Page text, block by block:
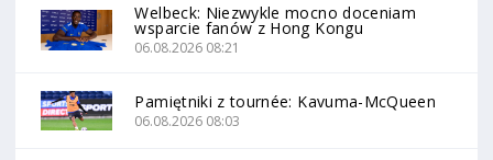
Welbeck: Niezwykle mocno doceniam
wsparcie fanów z Hong Kongu
06.08.2026 08:21
Pamiętniki z tournée: Kavuma-McQueen
06.08.2026 08:03